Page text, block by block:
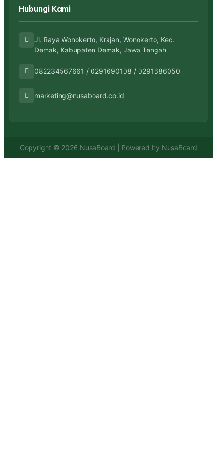
Hubungi Kami
Jl. Raya Wonokerto, Krajan, Wonokerto, Kec.
Demak, Kabupaten Demak, Jawa Tengah
082234567661 / 0291690108 / 0291686050
marketing@nusaboard.co.id
Copyright © 2026 NusaBoard | Powered by NusaBoard